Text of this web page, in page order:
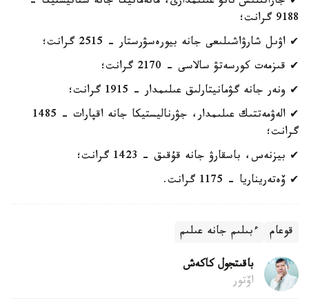
9188 گرانت؛
✔ اۋىل شارۋاشىلىعى جانە بيورەسۋرستار - 2515 گرانت؛
✔ قىزمەت كورسەتۋ سالاسى - 2170 گرانت؛
✔ ونەر جانە گۋمانيتارلىق عىلىمدار - 1915 گرانت؛
✔ الەۋمەتتىك عىلىمدار، جۋرناليستيكا جانە اقپارات - 1485
گرانت؛
✔ بيزنەس، باسقارۋ جانە قۇقىق - 1423 گرانت؛
✔ ۆەتەريناريا - 1175 گرانت.
قوعام ءبىلىم جانە عىلىم
باقىتجول كاكەش
اۆتور